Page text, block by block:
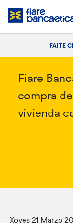
Saltar
Faite clienta/e
FAITE
Fiare
compra
vivienda
Xoves 21 Marzo